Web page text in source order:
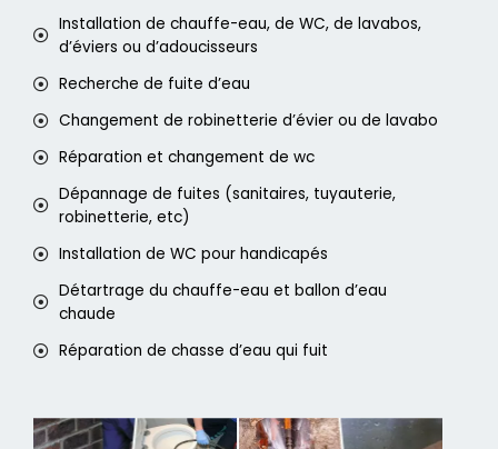
Installation de chauffe-eau, de WC, de lavabos,
d’éviers ou d’adoucisseurs
Recherche de fuite d’eau
Changement de robinetterie d’évier ou de lavabo
Réparation et changement de wc
Dépannage de fuites (sanitaires, tuyauterie,
robinetterie, etc)
Installation de WC pour handicapés
Détartrage du chauffe-eau et ballon d’eau
chaude
Réparation de chasse d’eau qui fuit